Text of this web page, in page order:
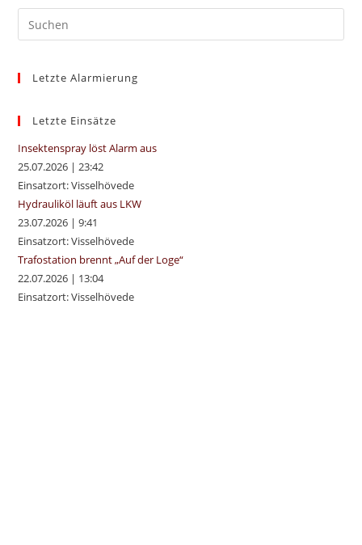
Letzte Alarmierung
Letzte Einsätze
Insektenspray löst Alarm aus
25.07.2026 |23:42
Einsatzort: Visselhövede
Hydrauliköl läuft aus LKW
23.07.2026 |9:41
Einsatzort: Visselhövede
Trafostation brennt „Auf der Loge“
22.07.2026 | 13:04
Einsatzort: Visselhövede